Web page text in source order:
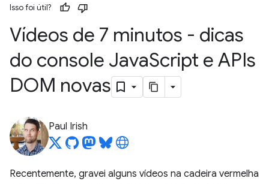
Isso foi útil?
Vídeos de 7 minutos - dicas
do console JavaScript e APIs
DOM novas
Paul Irish
Recentemente, gravei alguns vídeos na cadeira vermelha